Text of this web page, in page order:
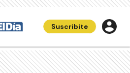
Suscribite